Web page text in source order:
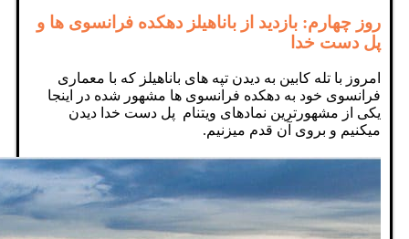
روز چهارم: بازدید از باناهیلز دهکده فرانسوی ها و
پل دست خدا
امروز با تله کابین به دیدن تپه های باناهیلز که با معماری
فرانسوی خود به دهکده فرانسوی ها مشهور شده در اینجا
یکی از مشهورترین نمادهای ویتنام پل دست خدا دیدن
میکنیم و بروی آن قدم میزنیم.